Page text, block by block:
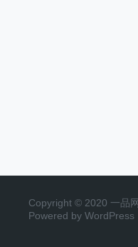
Copyright © 2020 一品
Powered by WordPress